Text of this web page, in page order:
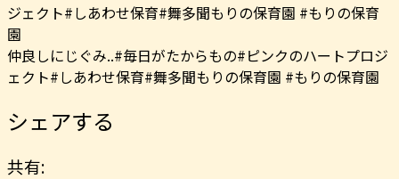
仲良しにじぐみ..#毎日がたからもの#ピンクのハートプロジ
ェクト#しあわせ保育#舞多聞もりの保育園 #もりの保育園
シェアする
共有: